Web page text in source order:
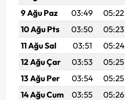
9 Ağu Paz
03:49 05:22
10 Ağu Pts
03:50 05:23
11 Ağu Sal
03:51 05:24
12 Ağu Çar
03:53 05:25
13 Ağu Per
03:54 05:25
14 Ağu Cum
03:55 05:26